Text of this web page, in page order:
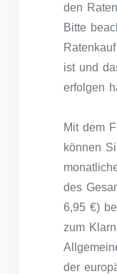
den
Bitte
ist und
erfolgen
Mit dem
können
des
6,95 €)
zum
der